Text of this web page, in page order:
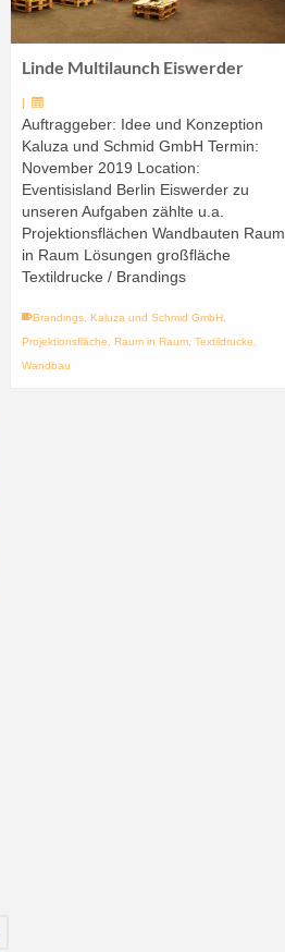
Linde Multilaunch Eiswerder
|
Auftraggeber: Idee und Konzeption
Kaluza und Schmid GmbH Termin:
November 2019 Location:
Eventisisland Berlin Eiswerder zu
unseren Aufgaben zählte u.a.
Projektionsflächen Wandbauten Raum
in Raum Lösungen großfläche
Textildrucke / Brandings
Brandings ,Kaluza und Schmid GmbH
Projektionsfläche
,Raum in Raum ,Textildrucke
Wandbau